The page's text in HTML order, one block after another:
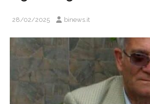
28/02/2025 binews.it